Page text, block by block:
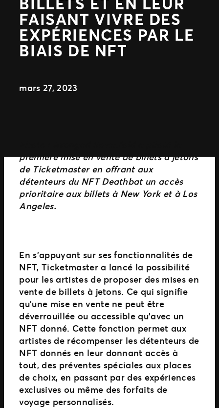
FAISANT VIVRE DES
EXPÉRIENCES PAR LE
BIAIS DE NFT
mars 27, 2023
première mise en vente de billets à jetons
de Ticketmaster en offrant aux
détenteurs du NFT Deathbat un accès
prioritaire aux billets à New York et à Los
Angeles.
En s’appuyant sur ses fonctionnalités de
NFT, Ticketmaster a lancé la possibilité
pour les artistes de proposer des mises en
vente de billets à jetons. Ce qui signifie
qu’une mise en vente ne peut être
déverrouillée ou accessible qu’avec un
NFT donné. Cette fonction permet aux
artistes de récompenser les détenteurs de
NFT donnés en leur donnant accès à
tout, des préventes spéciales aux places
de choix, en passant par des expériences
exclusives ou même des forfaits de
voyage personnalisés.